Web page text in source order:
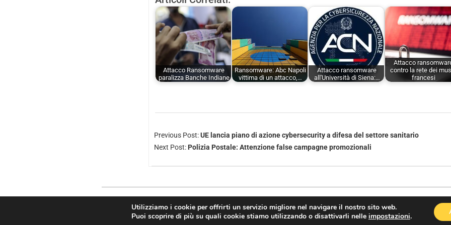
Attacco Ransomware
paralizza Banche Indiane
Ransomware: Abc Napoli
vittima di un attacco,…
Attacco ransomware
all'Università di Siena:…
Attacco
contro la rete dei
francesi
Previous Post:UE lancia piano di azione cybersecurity a difesa del settore sanitario
Next Post: Polizia Postale: Attenzione false campagne promozionali
Copyright © 2026
Utilizziamo i cookie per offrirti un servizio migliore nel navigare il nostro sito web.
Puoi scoprire di più su quali cookie stiamo utilizzando o disattivarli nelle impostazioni.